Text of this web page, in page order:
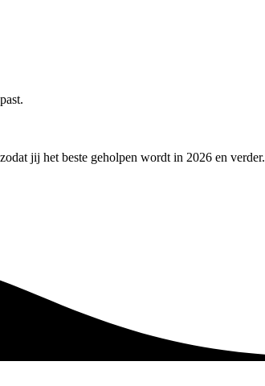
jij het beste geholpen wordt in 2026 en verder.